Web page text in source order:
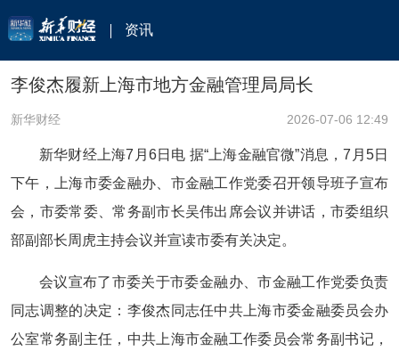
资讯
李俊杰履新上海市地方金融管理局局长
新华财经 2026-07-06 12:49
新华财经上海7月6日电 据“上海金融官微”消息，7月5日
下午，上海市委金融办、市金融工作党委召开领导班子宣布
会，市委常委、常务副市长吴伟出席会议并讲话，市委组织
部副部长周虎主持会议并宣读市委有关决定。
会议宣布了市委关于市委金融办、市金融工作党委负责
同志调整的决定：李俊杰同志任中共上海市委金融委员会办
公室常务副主任，中共上海市金融工作委员会常务副书记，